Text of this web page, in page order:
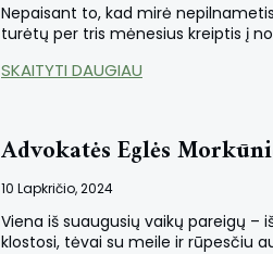
Nepaisant to, kad mirė
turėtų per tris mėnesius kreiptis į
SKAITYTI DAUGIAU
Advokatės Eglės
10 Lapkričio, 2024
Viena iš suaugusių vaikų pareigų –
klostosi, tėvai su meile ir rūpesčiu